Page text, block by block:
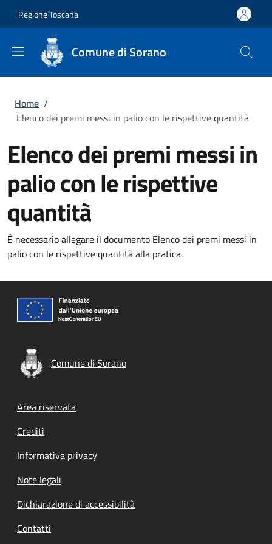
Regione Toscana
Comune di Sorano
Briciole di pane
Home /
Elenco dei premi messi in palio con le rispettive quantità
Elenco dei premi messi in
palio con le rispettive
quantità
È necessario allegare il documento Elenco dei premi messi in
palio con le rispettive quantità alla pratica.
Comune di Sorano
Footer menu
Area riservata
Crediti
Informativa privacy
Note legali
Dichiarazione di accessibilità
Contatti